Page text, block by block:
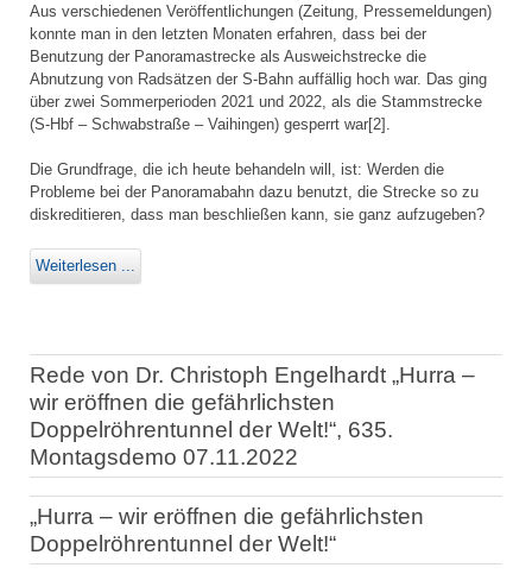
Aus verschiedenen Veröffentlichungen (Zeitung, Pressemeldungen)
konnte man in den letzten Monaten erfahren, dass bei der
Benutzung der Panoramastrecke als Ausweichstrecke die
Abnutzung von Radsätzen der S-Bahn auffällig hoch war. Das ging
über zwei Sommerperioden 2021 und 2022, als die Stammstrecke
(S-Hbf – Schwabstraße – Vaihingen) gesperrt war[2].
Die Grundfrage, die ich heute behandeln will, ist: Werden die
Probleme bei der Panoramabahn dazu benutzt, die Strecke so zu
diskreditieren, dass man beschließen kann, sie ganz aufzugeben?
Weiterlesen ...
Rede von Dr. Christoph Engelhardt „Hurra –
wir eröffnen die gefährlichsten
Doppelröhrentunnel der Welt!“, 635.
Montagsdemo 07.11.2022
„Hurra – wir eröffnen die gefährlichsten
Doppelröhrentunnel der Welt!“